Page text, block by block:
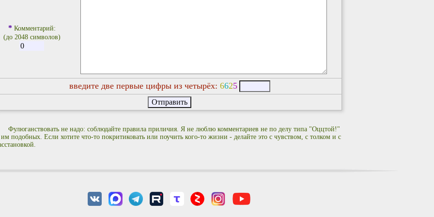
* Комментарий:
(до 2048 символов)
введите две первые цифры из четырёх: 6625
Фулюганствовать не надо: соблюдайте правила приличия. Я не люблю комментариев не по делу типа "Оццтой!"
подобных. Если хотите что-то покритиковать или поучить кого-то жизни - делайте это с чувством, с толком и с